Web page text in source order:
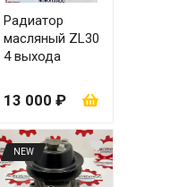
Радиатор
масляный ZL30
4 выхода
13 000 ₽
NEW